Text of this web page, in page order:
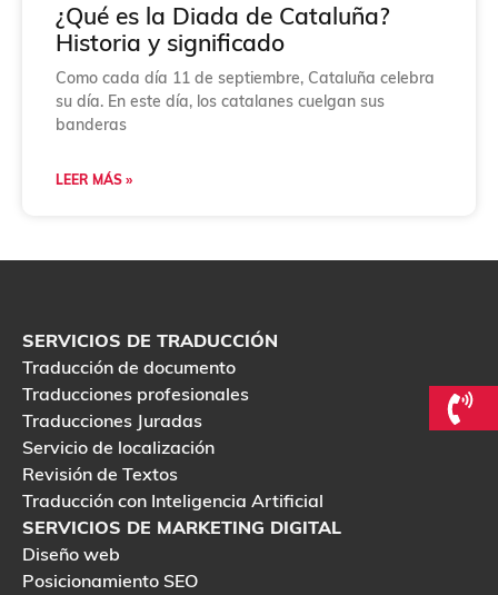
¿Qué es la Diada de Cataluña?
Historia y significado
Como cada día 11 de septiembre, Cataluña celebra
su día. En este día, los catalanes cuelgan sus
banderas
LEER MÁS »
SERVICIOS DE TRADUCCIÓN
Traducción de documento
Traducciones profesionales
Traducciones Juradas
Servicio de localización
Revisión de Textos
Traducción con Inteligencia Artificial
SERVICIOS DE MARKETING DIGITAL
Diseño web
Posicionamiento SEO